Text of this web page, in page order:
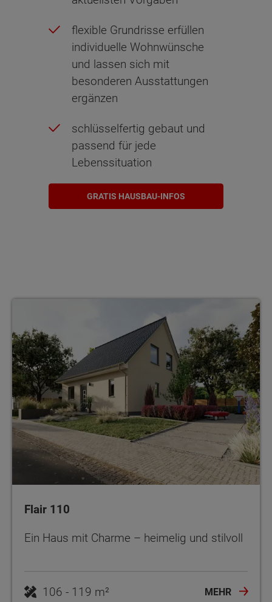
flexible Grundrisse erfüllen
individuelle Wohnwünsche
und lassen sich mit
besonderen Ausstattungen
ergänzen
schlüsselfertig gebaut und
passend für jede
Lebenssituation
GRATIS HAUSBAU-INFOS
Flair 110
Ein Haus mit Charme – heimelig und stilvoll
106 - 119 m² MEHR